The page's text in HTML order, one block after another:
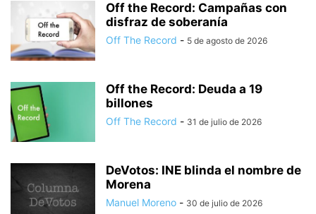
Off the Record: Campañas con
disfraz de soberanía
Off The Record - 5 de agosto de 2026
Off the Record: Deuda a 19
billones
Off The Record - 31 de julio de 2026
DeVotos: INE blinda el nombre de
Morena
Manuel Moreno - 30 de julio de 2026